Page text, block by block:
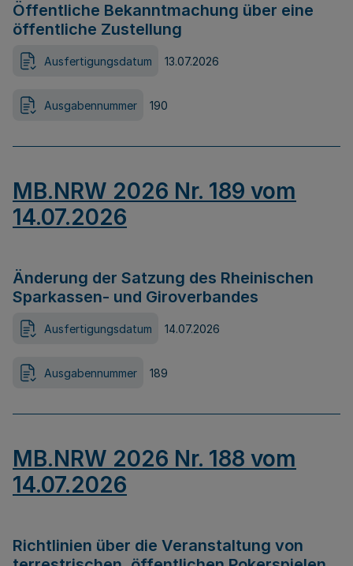
Öffentliche Bekanntmachung über eine
öffentliche Zustellung
Ausfertigungsdatum 13.07.2026
Ausgabennummer 190
MB.NRW 2026 Nr. 189 vom
14.07.2026
Änderung der Satzung des Rheinischen
Sparkassen- und Giroverbandes
Ausfertigungsdatum 14.07.2026
Ausgabennummer 189
MB.NRW 2026 Nr. 188 vom
14.07.2026
Richtlinien über die Veranstaltung von